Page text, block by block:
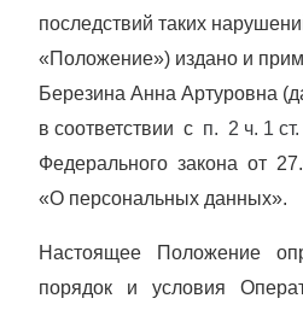
последствий таких
«Положение») издано и
Березина Анна Артуровна
в соответствии с п. 2 ч. 1
Федерального закона от
«О персональных данных».
Настоящее Положение
порядок и условия